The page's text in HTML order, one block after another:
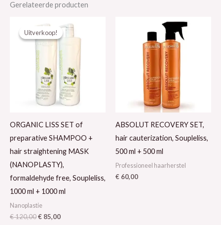
Gerelateerde producten
Uitverkoop!
Uitverkoop!
ORGANIC LISS SET of
preparative SHAMPOO +
hair straightening MASK
(NANOPLASTY),
formaldehyde free, Soupleliss,
1000 ml + 1000 ml
Nanoplastie
€120,00
prijs
was:
€ 85,00
prijs
is:
ABSOLUT RECOVERY SET,
hair cauterization, Soupleliss,
500 ml + 500 ml
Professioneel haarherstel
€ 60,00